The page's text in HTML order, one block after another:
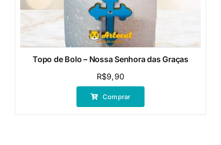
Topo de Bolo – Nossa Senhora das Graças
R$9,90
Comprar